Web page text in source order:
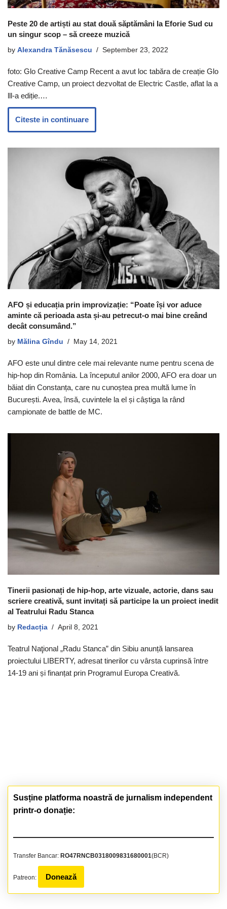
Peste 20 de artiști au stat două săptămâni la Eforie Sud cu
un singur scop – să creeze muzică
by Alexandra Tănăsescu September 23, 2022
foto: Glo Creative Camp Recent a avut loc tabăra de creație Glo
Creative Camp, un proiect dezvoltat de Electric Castle, aflat la a
lll-a ediție.…
Citeste in continuare
AFO și educația prin improvizație: “Poate își vor aduce
aminte că perioada asta și-au petrecut-o mai bine creând
decât consumând.”
by Mălina Gîndu May 14, 2021
AFO este unul dintre cele mai relevante nume pentru scena de
hip-hop din România. La începutul anilor 2000, AFO era doar un
băiat din Constanța, care nu cunoștea prea multă lume în
București. Avea, însă, cuvintele la el și câștiga la rând
campionate de battle de MC.
Tinerii pasionați de hip-hop, arte vizuale, actorie, dans sau
scriere creativă, sunt invitați să participe la un proiect inedit
al Teatrului Radu Stanca
by Redacția April 8, 2021
Teatrul Naţional „Radu Stanca” din Sibiu anunță lansarea
proiectului LIBERTY, adresat tinerilor cu vârsta cuprinsă între
14-19 ani și finanțat prin Programul Europa Creativă.
Susține platforma noastră de jurnalism independent
printr-o donație:
Transfer Bancar: RO47RNCB0318009831680001(BCR)
Patreon: Donează